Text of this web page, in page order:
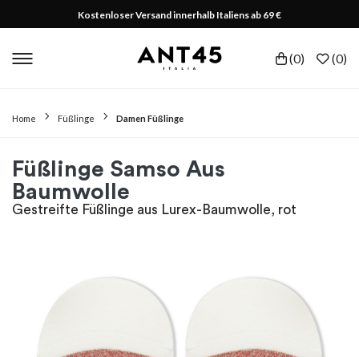
Kostenloser Versand innerhalb Italiens ab 69 €
(0) (0)
Home Füßlinge Damen Füßlinge
Füßlinge Samso Aus
Baumwolle
Gestreifte Füßlinge aus Lurex-Baumwolle, rot